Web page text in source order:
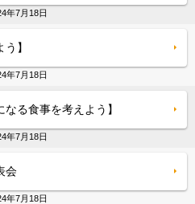
年7月18日
】
年7月18日
る食事を考えよう】
年7月18日
会
年7月18日